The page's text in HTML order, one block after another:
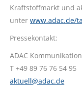
Kraftstoffmarkt und
unter www.adac.de/
Pressekontakt:
ADAC Kommunikation
T +49 89 76 76 54 95
aktuell@adac.de